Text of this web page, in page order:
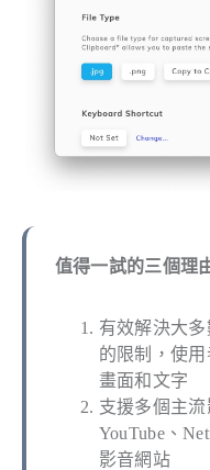
值得一試的三個理
有效解決大
的限制，使
畫面和文字
支援多個主
YouTube、
影音網站